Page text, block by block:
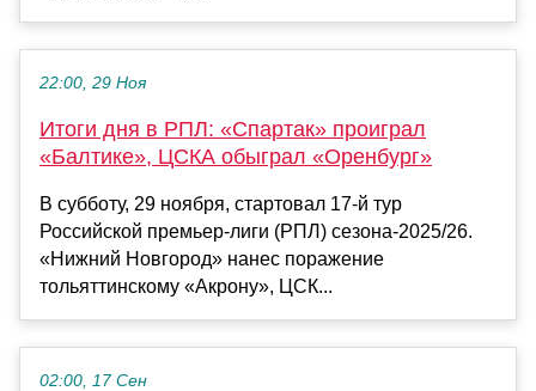
22:00, 29 Ноя
Итоги дня в РПЛ: «Спартак» проиграл
«Балтике», ЦСКА обыграл «Оренбург»
В субботу, 29 ноября, стартовал 17-й тур
Российской премьер-лиги (РПЛ) сезона-2025/26.
«Нижний Новгород» нанес поражение
тольяттинскому «Акрону», ЦСК...
02:00, 17 Сен